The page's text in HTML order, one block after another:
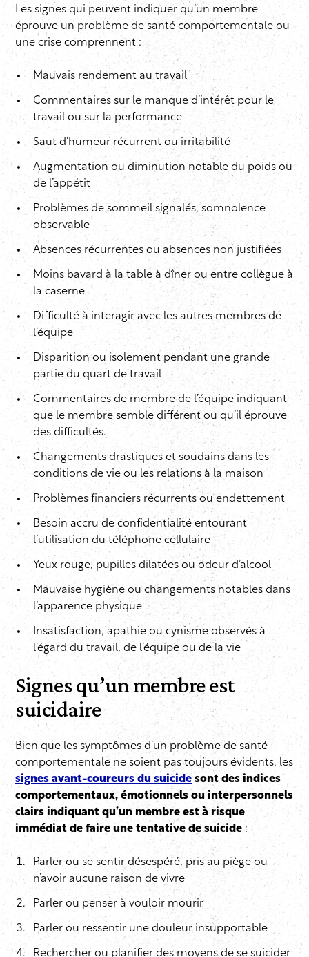
Les signes qui peuvent indiquer qu’un membre
éprouve un problème de santé comportementale ou
une crise comprennent :
Mauvais rendement au travail
Commentaires sur le manque d’intérêt pour le
travail ou sur la performance
Saut d’humeur récurrent ou irritabilité
Augmentation ou diminution notable du poids ou
de l’appétit
Problèmes de sommeil signalés, somnolence
observable
Absences récurrentes ou absences non justifiées
Moins bavard à la table à dîner ou entre collègue à
la caserne
Difficulté à interagir avec les autres membres de
l’équipe
Disparition ou isolement pendant une grande
partie du quart de travail
Commentaires de membre de l’équipe indiquant
que le membre semble différent ou qu’il éprouve
des difficultés.
Changements drastiques et soudains dans les
conditions de vie ou les relations à la maison
Problèmes financiers récurrents ou endettement
Besoin accru de confidentialité entourant
l’utilisation du téléphone cellulaire
Yeux rouge, pupilles dilatées ou odeur d’alcool
Mauvaise hygiène ou changements notables dans
l’apparence physique
Insatisfaction, apathie ou cynisme observés à
l’égard du travail, de l’équipe ou de la vie
Signes qu’un membre est
suicidaire
Bien que les symptômes d’un problème de santé
comportementale ne soient pas toujours évidents, les
signes avant-coureurs du suicide sont des indices
comportementaux, émotionnels ou interpersonnels
clairs indiquant qu’un membre est à risque
immédiat de faire une tentative de suicide :
Parler ou se sentir désespéré, pris au piège ou
n’avoir aucune raison de vivre
Parler ou penser à vouloir mourir
Parler ou ressentir une douleur insupportable
Rechercher ou planifier des moyens de se suicider